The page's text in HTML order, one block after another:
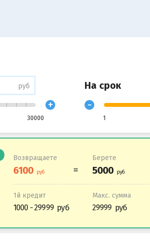
руб
30000
+
На срок
-
1
Возвращаете Берете
1й кредит
1000 - 29999
Макс. сумма
29999